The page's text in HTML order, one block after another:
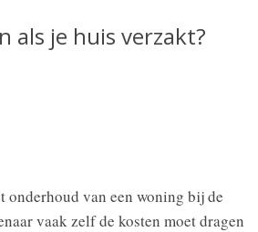
als je huis verzakt?
van een woning bij de
vaak zelf de kosten moet dragen